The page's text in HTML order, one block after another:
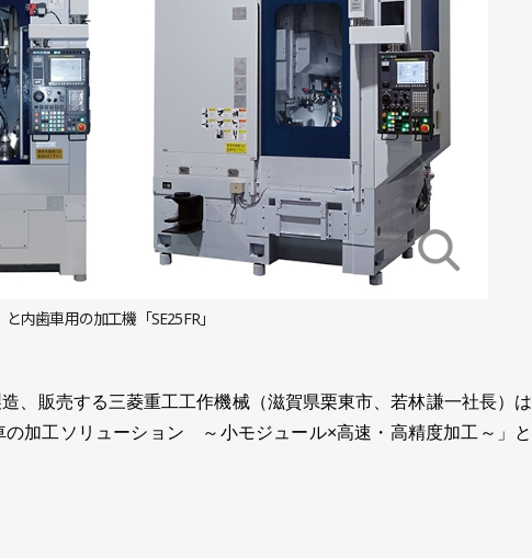
内歯車用の加工機「SE25FR」
、販売する三菱重工工作機械（滋賀県栗東市、若林謙一社長）は
の加工ソリューション ～小モジュール×高速・高精度加工～」と